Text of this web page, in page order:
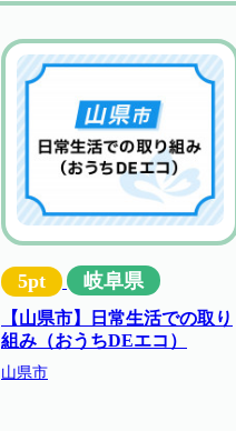
5pt 岐阜県
【山県市】日常生活での取り
組み（おうちDEエコ）
山県市